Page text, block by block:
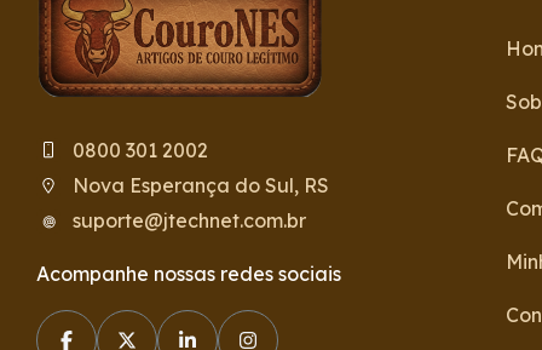
0800 301 2002
Nova Esperança do Sul, RS
suporte@jtechnet.com.br
Acompanhe nossas redes sociais